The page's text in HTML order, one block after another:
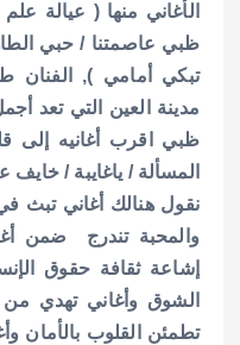
الأغاني منها ( عيالة
ظبي عاصمتنا / حبي
مدينة العين التي تعد
ظبي اقرب أغانيه
المسألة / ياغايبة /
نقول هنالك أغاني تبث
والمحبة تندرج ضمن
إشاعة ثقافة حقوق
الشوق وأغاني تهدي من
تطمئن القلوب بالأمان